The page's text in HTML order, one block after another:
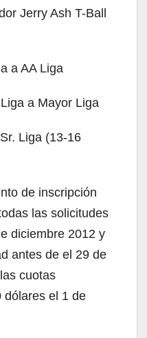
Jerry Ash T-Ball
a AA Liga
a Mayor Liga
Liga (13-16
de inscripción
las solicitudes
diciembre 2012 y
antes de el 29 de
cuotas
dólares el 1 de